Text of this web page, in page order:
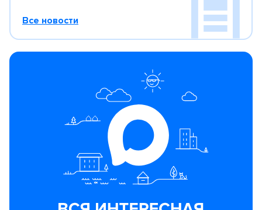
Все новости